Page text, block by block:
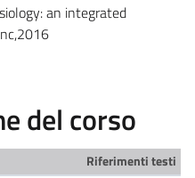
an integrated
del corso
Riferimenti testi